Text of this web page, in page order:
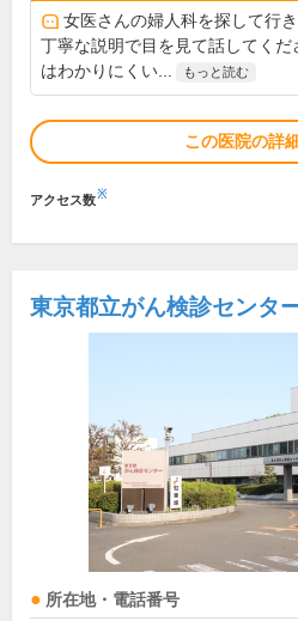
女医さんの婦人科を探して行
丁寧な説明で目を見て話してく
はわかりにくい...
もっと読む
この医院の詳
アクセス数※
東京都立がん検診センタ
所在地・電話番号